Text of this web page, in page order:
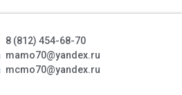
8 (812) 454-68-70
mamo70@yandex.ru
mcmo70@yandex.ru